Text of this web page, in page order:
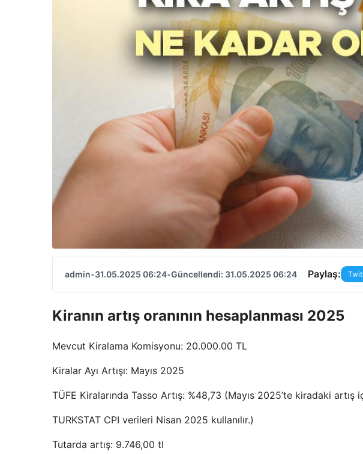
admin•31.05.2025 06:24•Güncellendi: 31.05.2025 06:24 Paylaş:
Kiranın artış oranının hesaplanması 2025
Mevcut Kiralama Komisyonu: 20.000.00 TL
Kiralar Ayı Artışı: Mayıs 2025
TÜFE Kiralarında Tasso Artış: %48,73 (Mayıs 2025’te kiradaki artış
TURKSTAT CPI verileri Nisan 2025 kullanılır.)
Tutarda artış: 9.746,00 tl